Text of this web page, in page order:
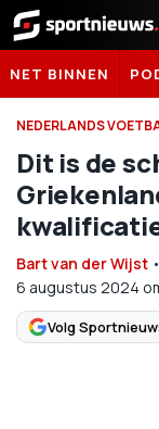
Sportnieuws.nl
NET BINNEN
NEDERLANDS
Dit is de
Bart van der Wijst •
6 augustus 2024
Volg